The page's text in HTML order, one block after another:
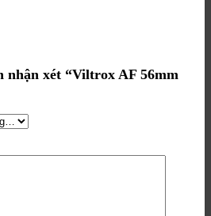
nhận xét “Viltrox AF 56mm